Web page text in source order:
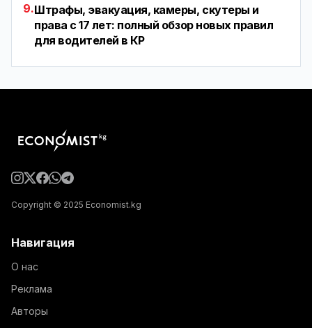
9.Штрафы, эвакуация, камеры, скутеры и
права с 17 лет: полный обзор новых правил
для водителей в КР
Copyright © 2025 Economist.kg
Навигация
О нас
Реклама
Авторы